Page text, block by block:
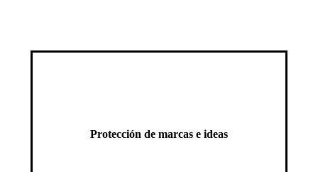
Protección de marcas e ideas